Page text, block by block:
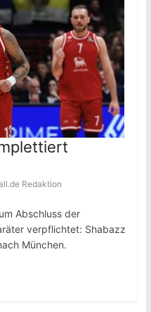
Redaktion
Abschluss der
verpflichtet: Shabazz
München.